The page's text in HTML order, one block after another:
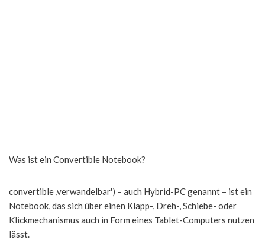
Was ist ein Convertible Notebook?
convertible ,verwandelbar') – auch Hybrid-PC genannt – ist ein
Notebook, das sich über einen Klapp-, Dreh-, Schiebe- oder
Klickmechanismus auch in Form eines Tablet-Computers nutzen
lässt.